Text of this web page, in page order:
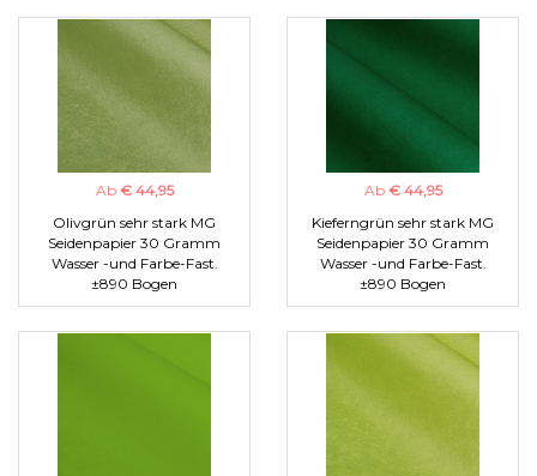
Ab € 44,95
Olivgrün sehr stark MG
Seidenpapier 30 Gramm
Wasser -und Farbe-Fast.
±890 Bogen
Ab € 44,95
Kieferngrün sehr stark MG
Seidenpapier 30 Gramm
Wasser -und Farbe-Fast.
±890 Bogen